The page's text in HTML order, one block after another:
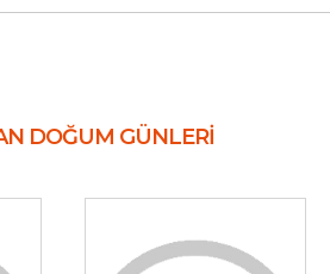
DOĞUM GÜNLERİ